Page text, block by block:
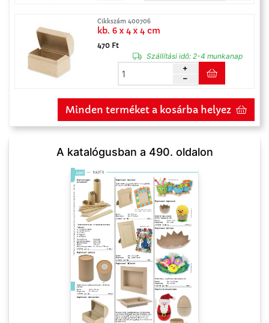
Cikkszám 400706
kb. 6 x 4 x 4 cm
470 Ft
Szállítási idő:2-4 munkanap
Minden terméket a kosárba helyez
A katalógusban a 490. oldalon